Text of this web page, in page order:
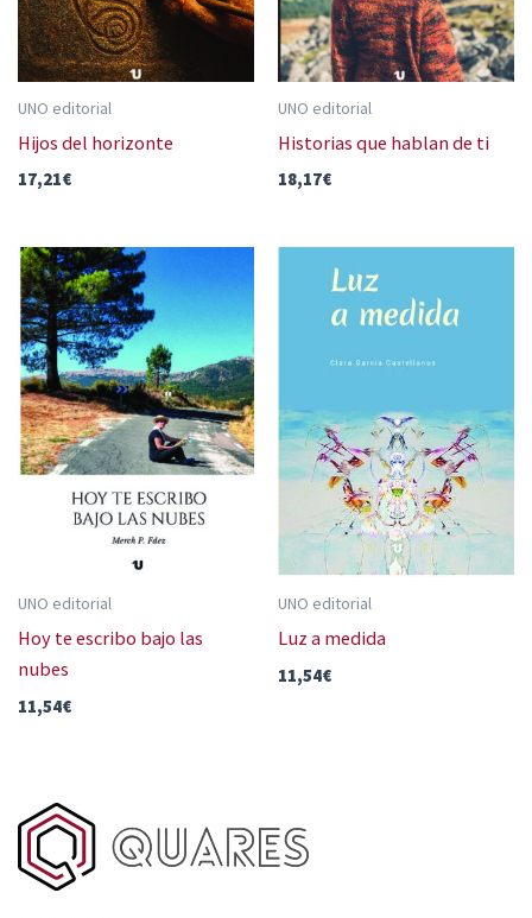
UNO editorial
Hijos del horizonte
17,21€
UNO editorial
Historias que hablan de ti
18,17€
UNO editorial
Hoy te escribo bajo las
nubes
11,54€
UNO editorial
Luz a medida
11,54€